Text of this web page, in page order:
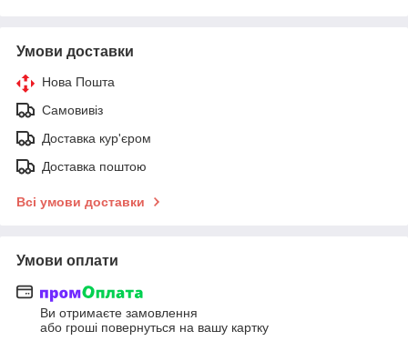
Умови доставки
Нова Пошта
Самовивіз
Доставка кур'єром
Доставка поштою
Всі умови доставки
Умови оплати
Ви отримаєте замовлення
або гроші повернуться на вашу картку